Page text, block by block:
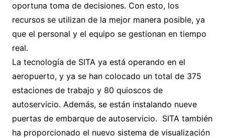
oportuna toma de decisiones. Con esto, los
recursos se utilizan de la mejor manera posible, ya
que el personal y el equipo se gestionan en tiempo
real.
La tecnología de SITA ya está operando en el
aeropuerto, y ya se han colocado un total de 375
estaciones de trabajo y 80 quioscos de
autoservicio. Además, se están instalando nueve
puertas de embarque de autoservicio. SITA también
ha proporcionado el nuevo sistema de visualización